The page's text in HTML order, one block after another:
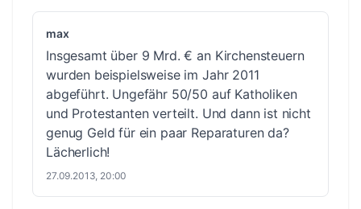
max
Insgesamt über 9 Mrd. € an Kirchensteuern
wurden beispielsweise im Jahr 2011
abgeführt. Ungefähr 50/50 auf Katholiken
und Protestanten verteilt. Und dann ist nicht
genug Geld für ein paar Reparaturen da?
Lächerlich!
27.09.2013, 20:00